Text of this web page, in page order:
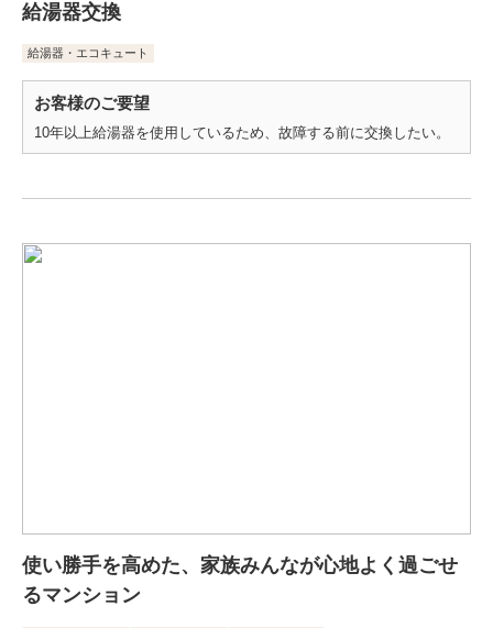
給湯器交換
給湯器・エコキュート
お客様のご要望
10年以上給湯器を使用しているため、故障する前に交換したい。
使い勝手を高めた、家族みんなが心地よく過ごせ
るマンション